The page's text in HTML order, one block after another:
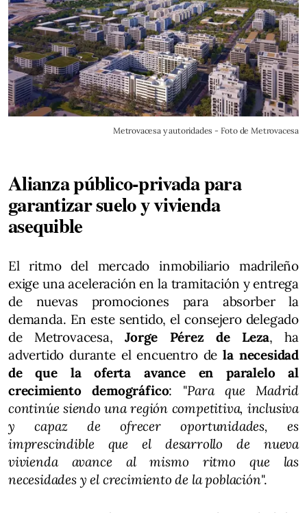
Metrovacesa y autoridades - Foto de Metrovacesa
Alianza público-privada para
garantizar suelo y vivienda
asequible
El ritmo del mercado inmobiliario madrileño
exige una aceleración en la tramitación y entrega
de nuevas promociones para absorber la
demanda. En este sentido, el consejero delegado
de Metrovacesa,Jorge Pérez de Leza, ha
advertido durante el encuentro dela necesidad
de que la oferta avance en paralelo al
crecimiento demográfico: "Para que Madrid
continúe siendo una región competitiva, inclusiva
y capaz de ofrecer oportunidades, es
imprescindible que el desarrollo de nueva
vivienda avance al mismo ritmo que las
necesidades y el crecimiento de la población".